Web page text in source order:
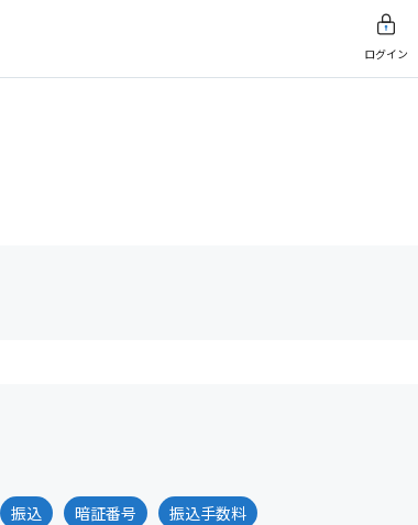
ログイン
振込 暗証番号 振込手数料